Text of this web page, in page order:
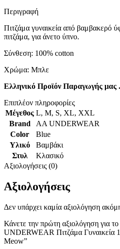
Περιγραφή
Πιτζάμα γυναικεία από βαμβακερό
πιτζάμα, για άνετο ύπνο.
Σύνθεση: 100% cotton
Χρώμα: Μπλε
Ελληνικό Προϊόν Παραγωγής μας .
Επιπλέον πληροφορίες
Μέγεθος L, M, S, XL, XXL
Brand
AA UNDERWEAR
Color
Blue
Υλικό
Βαμβάκι
Στυλ
Κλασικό
Αξιολογήσεις (0)
Αξιολογήσεις
Δεν υπάρχει καμία αξιολόγηση
Κάνετε την πρώτη αξιολόγηση για
UNDERWEAR Πιτζάμα
Meow”